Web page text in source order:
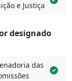
e Justiça
designado
das